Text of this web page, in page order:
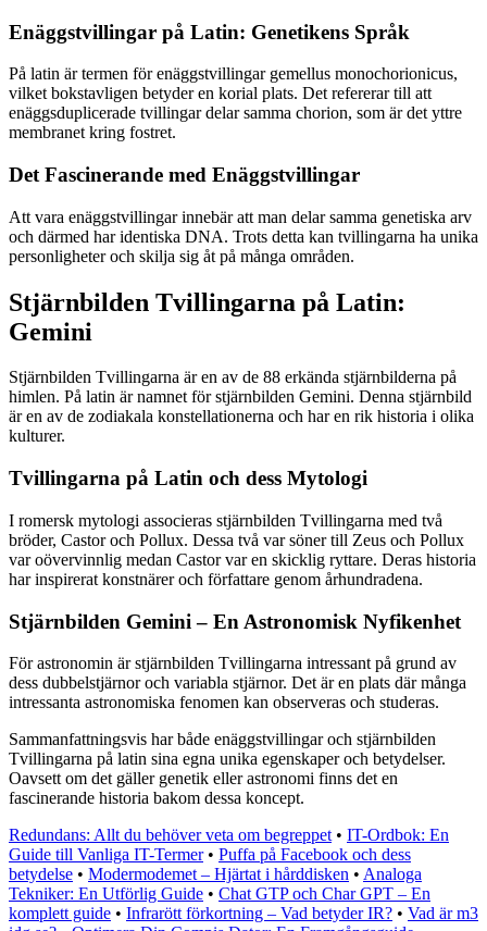
Enäggstvillingar på Latin: Genetikens Språk
På latin är termen för enäggstvillingar gemellus monochorionicus,
vilket bokstavligen betyder en korial plats. Det refererar till att
enäggsduplicerade tvillingar delar samma chorion, som är det yttre
membranet kring fostret.
Det Fascinerande med Enäggstvillingar
Att vara enäggstvillingar innebär att man delar samma genetiska arv
och därmed har identiska DNA. Trots detta kan tvillingarna ha unika
personligheter och skilja sig åt på många områden.
Stjärnbilden Tvillingarna på Latin:
Gemini
Stjärnbilden Tvillingarna är en av de 88 erkända stjärnbilderna på
himlen. På latin är namnet för stjärnbilden Gemini. Denna stjärnbild
är en av de zodiakala konstellationerna och har en rik historia i olika
kulturer.
Tvillingarna på Latin och dess Mytologi
I romersk mytologi associeras stjärnbilden Tvillingarna med två
bröder, Castor och Pollux. Dessa två var söner till Zeus och Pollux
var oövervinnlig medan Castor var en skicklig ryttare. Deras historia
har inspirerat konstnärer och författare genom århundradena.
Stjärnbilden Gemini – En Astronomisk Nyfikenhet
För astronomin är stjärnbilden Tvillingarna intressant på grund av
dess dubbelstjärnor och variabla stjärnor. Det är en plats där många
intressanta astronomiska fenomen kan observeras och studeras.
Sammanfattningsvis har både enäggstvillingar och stjärnbilden
Tvillingarna på latin sina egna unika egenskaper och betydelser.
Oavsett om det gäller genetik eller astronomi finns det en
fascinerande historia bakom dessa koncept.
Redundans: Allt du behöver veta om begreppet • IT-Ordbok: En
Guide till Vanliga IT-Termer• Puffa på Facebook och dess
betydelse • Modermodemet – Hjärtat i hårddisken • Analoga
Tekniker: En Utförlig Guide • Chat GTP och Char GPT – En
komplett guide • Infrarött förkortning – Vad betyder IR? • Vad är m3